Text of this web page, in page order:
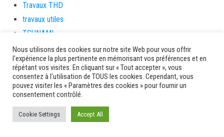
Travaux THD
travaux utiles
TSUNAMI
TZCLD
uncategorized
Venir en Martinique
Video
Vie Municipale
Nous utilisons des cookies sur notre site Web pour vous offrir
l'expérience la plus pertinente en mémorisant vos préférences et en
répétant vos visites. En cliquant sur « Tout accepter », vous
consentez à l'utilisation de TOUS les cookies. Cependant, vous
pouvez visiter les « Paramètres des cookies » pour fournir un
consentement contrôlé.
Cookie Settings Accept All